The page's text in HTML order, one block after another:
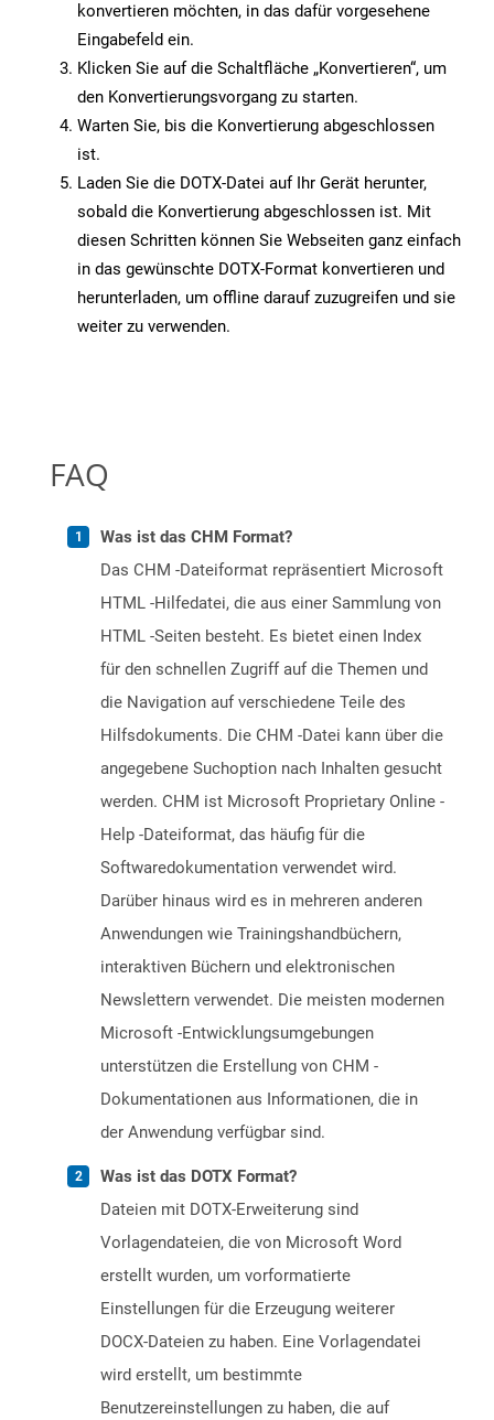
konvertieren möchten, in das dafür vorgesehene
Eingabefeld ein.
Klicken Sie auf die Schaltfläche „Konvertieren“, um
den Konvertierungsvorgang zu starten.
Warten Sie, bis die Konvertierung abgeschlossen
ist.
Laden Sie die DOTX-Datei auf Ihr Gerät herunter,
sobald die Konvertierung abgeschlossen ist. Mit
diesen Schritten können Sie Webseiten ganz einfach
in das gewünschte DOTX-Format konvertieren und
herunterladen, um offline darauf zuzugreifen und sie
weiter zu verwenden.
FAQ
Was ist das CHM Format?
Das CHM -Dateiformat repräsentiert Microsoft
HTML -Hilfedatei, die aus einer Sammlung von
HTML -Seiten besteht. Es bietet einen Index
für den schnellen Zugriff auf die Themen und
die Navigation auf verschiedene Teile des
Hilfsdokuments. Die CHM -Datei kann über die
angegebene Suchoption nach Inhalten gesucht
werden. CHM ist Microsoft Proprietary Online -
Help -Dateiformat, das häufig für die
Softwaredokumentation verwendet wird.
Darüber hinaus wird es in mehreren anderen
Anwendungen wie Trainingshandbüchern,
interaktiven Büchern und elektronischen
Newslettern verwendet. Die meisten modernen
Microsoft -Entwicklungsumgebungen
unterstützen die Erstellung von CHM -
Dokumentationen aus Informationen, die in
der Anwendung verfügbar sind.
Was ist das DOTX Format?
Dateien mit DOTX-Erweiterung sind
Vorlagendateien, die von Microsoft Word
erstellt wurden, um vorformatierte
Einstellungen für die Erzeugung weiterer
DOCX-Dateien zu haben. Eine Vorlagendatei
wird erstellt, um bestimmte
Benutzereinstellungen zu haben, die auf